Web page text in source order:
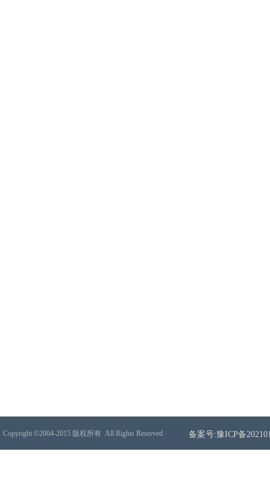
Copyright ©2004-2015 版权所有 All Rights Reserved 备案号:豫ICP备